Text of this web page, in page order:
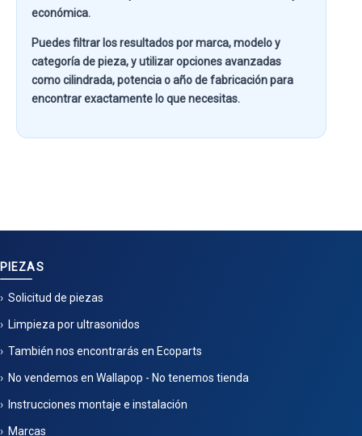
económica.
Puedes filtrar los resultados pormarca, modelo y
categoría de pieza, y utilizar opciones avanzadas
comocilindrada, potencia o año de fabricaciónpara
encontrar exactamente lo que necesitas.
PIEZAS
Solicitud de piezas
Limpieza por ultrasonidos
También nos encontrarás en Ecoparts
No vendemos en Wallapop - No tenemos tienda
Instrucciones montaje e instalación
Marcas